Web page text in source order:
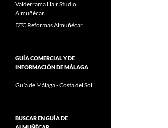
Valderrama Hair Studio,
Almuñécar.
DTC Reformas Almuñécar.
GUÍA COMERCIAL Y DE
INFORMACIÓN DE MÁLAGA
Guía de Málaga - Costa del Sol.
BUSCAR EN GUÍA DE